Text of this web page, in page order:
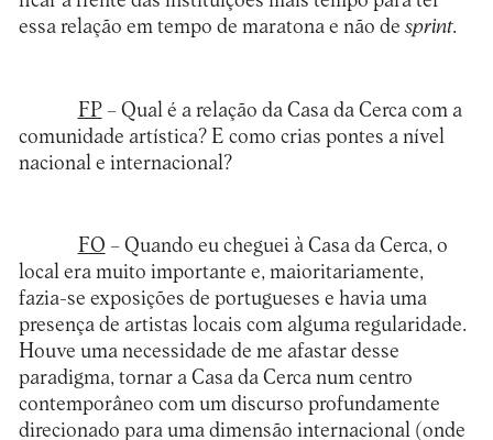
essa relação em tempo de maratona e não de sprint.
FP– Qual é a relação da Casa da Cerca com a
comunidade artística? E como crias pontes a nível
nacional e internacional?
FO – Quando eu cheguei à Casa da Cerca, o
local era muito importante e, maioritariamente,
fazia-se exposições de portugueses e havia uma
presença de artistas locais com alguma regularidade.
Houve uma necessidade de me afastar desse
paradigma, tornar a Casa da Cerca num centro
contemporâneo com um discurso profundamente
direcionado para uma dimensão internacional (onde